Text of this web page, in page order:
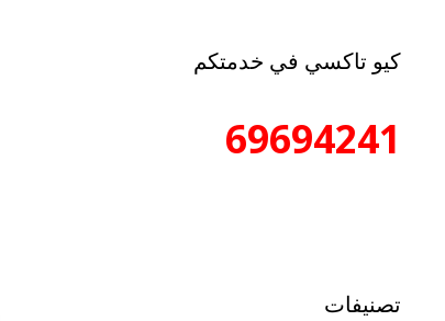
كيو تاكسي في خدمتكم
69694241
تصنيفات